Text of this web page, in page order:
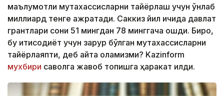
маълумотли мутахассисларни тайёрлаш учун ўнлаб
миллиард тенге ажратади. Саккиз йил ичида давлат
грантлари сони 51 мингдан 78 минггача ошди. Бироқ,
бу иқтисодиёт учун зарур бўлган мутахассисларни
тайёрлаяпти, деб айта оламизми? Kazinform
мухбири саволга жавоб топишга ҳаракат қилди.